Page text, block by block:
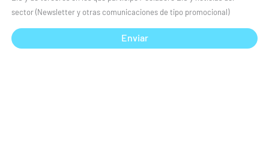
sector (Newsletter y otras comunicaciones de tipo promocional)